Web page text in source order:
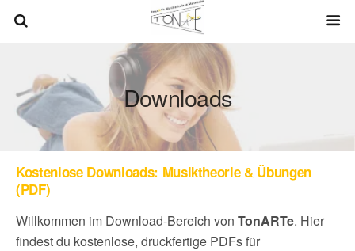
Downloads
Kostenlose Downloads: Musiktheorie & Übungen
(PDF)
Willkommen im Download-Bereich von TonARTe. Hier
findest du kostenlose, druckfertige PDFs für